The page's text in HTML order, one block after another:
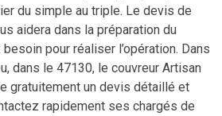
du simple au triple. Le devis de
aidera dans la préparation du
pour réaliser l’opération. Dans
dans le 47130, le couvreur Artisan
gratuitement un devis détaillé et
rapidement ses chargés de